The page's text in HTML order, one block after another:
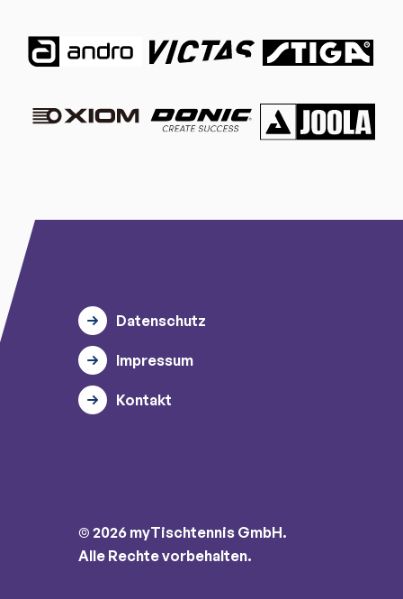
Datenschutz
Impressum
Kontakt
© 2026 myTischtennis GmbH.
Alle Rechte vorbehalten.